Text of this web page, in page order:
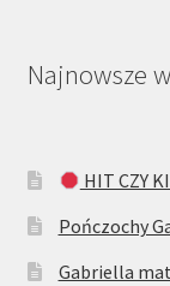
Najnowsze
HIT CZY
Pończochy
Gabriella